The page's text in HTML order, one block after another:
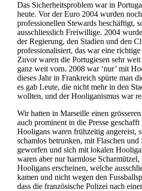
Das Sicherheitsproblem war in
heute. Vor der Euro 2004 wurden
professionellen Stewards beschäftigt,
ausschliesslich Freiwillige. 2004
der Regierung, den Stadien und den
professionalisiert, das war eine
Zuvor waren die Portugiesen sehr
ganz weit vorn. 2008 war ‘nur’ mit
dieses Jahr in Frankreich spürte man
es gab Leute, die nicht mehr in den
wollten, und der Hooliganismus war
Wir hatten in Marseille einen
auch prominent in die Presse
Hooligans waren frühzeitig angereist,
schamlos betrunken, mit Flaschen und
geworfen und sich mit lokalen
waren aber nur harmlose Scharmützel,
Hooligans erscheinen, welche
kamen und nicht wegen den
dass die französische Polizei nach